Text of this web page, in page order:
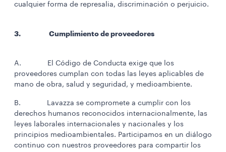
cualquier forma de represalia, discriminación o perjuicio.
3. Cumplimiento de proveedores
A. El Código de Conducta exige que los
proveedores cumplan con todas las leyes aplicables de
mano de obra, salud y seguridad, y medioambiente.
B. Lavazza se compromete a cumplir con los
derechos humanos reconocidos internacionalmente, las
leyes laborales internacionales y nacionales y los
principios medioambientales. Participamos en un diálogo
continuo con nuestros proveedores para compartir los